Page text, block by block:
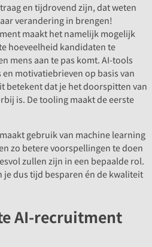
en tijdrovend zijn, dat weten
verandering in brengen!
maakt het namelijk mogelijk
hoeveelheid kandidaten te
mens aan te pas komt. AI-tools
en motivatiebrieven op basis van
betekent dat je het doorspitten van
is. De tooling maakt de eerste
gebruik van machine learning
zo betere voorspellingen te doen
zullen zijn in een bepaalde rol.
dus tijd besparen én de kwaliteit
AI-recruitment